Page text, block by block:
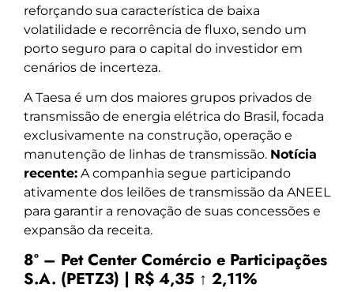
reforçando sua característica de baixa
volatilidade e recorrência de fluxo, sendo um
porto seguro para o capital do investidor em
cenários de incerteza.
A Taesa é um dos maiores grupos privados de
transmissão de energia elétrica do Brasil, focada
exclusivamente na construção, operação e
manutenção de linhas de transmissão. Notícia
recente: A companhia segue participando
ativamente dos leilões de transmissão da ANEEL
para garantir a renovação de suas concessões e
expansão da receita.
8º – Pet Center Comércio e Participações
S.A. (PETZ3) | R$ 4,35 ↑ 2,11%